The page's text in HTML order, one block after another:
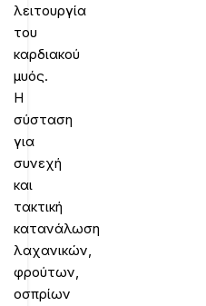
λειτουργία
του
καρδιακού
μυός.
Η
σύσταση
για
συνεχή
και
τακτική
κατανάλωση
λαχανικών,
φρούτων,
οσπρίων